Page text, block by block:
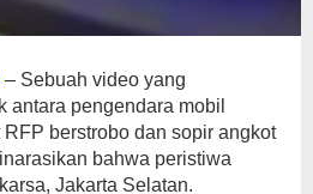
– Sebuah video yang
antara pengendara mobil
berstrobo dan sopir angkot
bahwa peristiwa
Jakarta Selatan.